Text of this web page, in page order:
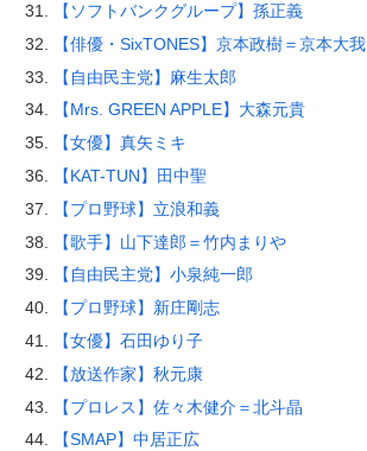
【ソフトバンクグループ】孫正義
【俳優・SixTONES】京本政樹＝京本大我
【自由民主党】麻生太郎
【Mrs. GREEN APPLE】大森元貴
【女優】真矢ミキ
【KAT-TUN】田中聖
【プロ野球】立浪和義
【歌手】山下達郎＝竹内まりや
【自由民主党】小泉純一郎
【プロ野球】新庄剛志
【女優】石田ゆり子
【放送作家】秋元康
【プロレス】佐々木健介＝北斗晶
【SMAP】中居正広